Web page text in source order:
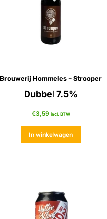
Brouwerij Hommeles – Strooper
Dubbel 7.5%
€3,59 incl. BTW
In winkelwagen